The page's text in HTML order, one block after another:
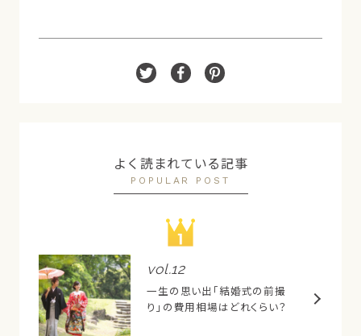
よく読まれている記事
POPULAR POST
vol.12
一生の思い出「結婚式の前撮
り」の費用相場はどれくらい？